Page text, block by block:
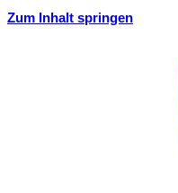
Zum Inhalt springen